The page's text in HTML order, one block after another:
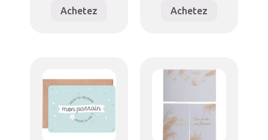
Achetez Achetez